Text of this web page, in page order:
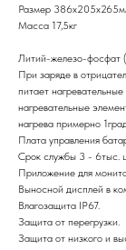
Размер
Масса 17,5кг
Литий-железо-фосфат
При заряде в
питает
нагревательные
нагрева примерно
Плата управления
Срок службы 3 - 6тыс.
Приложение для
Выносной дисплей в
Влагозащита IP67.
Защита от перегрузки.
Защита от низкого и